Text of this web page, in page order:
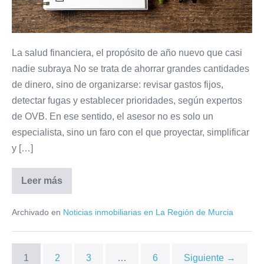
que
casi
subraya
No
se
trata
de
ahorrar
grandes
cantidades
sino
de
organizarse:
La salud financiera, el propósito de año nuevo que casi
nadie subraya No se trata de ahorrar grandes cantidades
de dinero, sino de organizarse: revisar gastos fijos,
detectar fugas y establecer prioridades, según expertos
de OVB. En ese sentido, el asesor no es solo un
especialista, sino un faro con el que proyectar, simplificar
y […]
Leer más
La
salud
el
de
que
Archivado en Noticias inmobiliarias en La Región de Murcia
1 2 3 … 6 Siguiente →